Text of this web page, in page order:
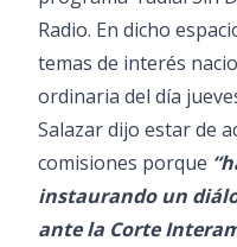
Radio. En dicho
temas de interés
ordinaria del día
Salazar dijo estar de
comisiones porque
instaurando un
ante la Corte